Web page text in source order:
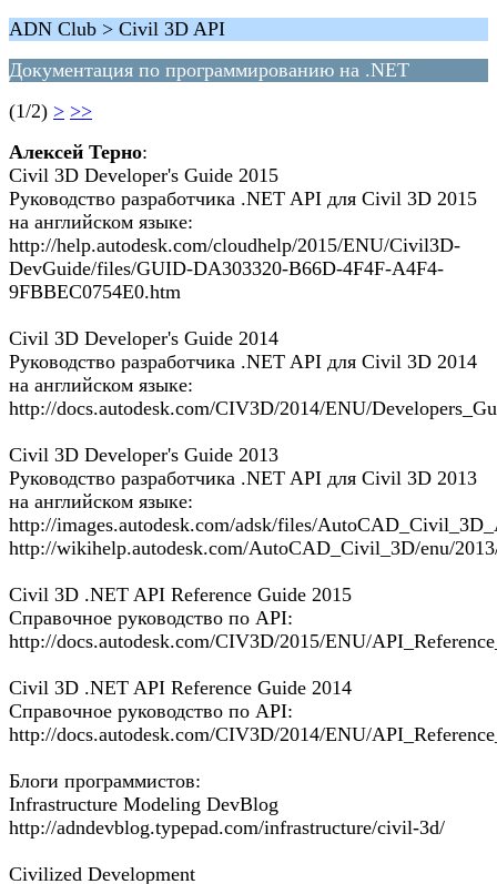
ADN Club > Civil 3D API
Документация по программированию на .NET
(1/2) > >>
Алексей Терно:
Civil 3D Developer's Guide 2015
Руководство разработчика .NET API для Civil 3D 2015
на английском языке:
http://help.autodesk.com/cloudhelp/2015/ENU/Civil3D-
DevGuide/files/GUID-DA303320-B66D-4F4F-A4F4-
9FBBEC0754E0.htm
Civil 3D Developer's Guide 2014
Руководство разработчика .NET API для Civil 3D 2014
на английском языке:
http://docs.autodesk.com/CIV3D/2014/ENU/
Civil 3D Developer's Guide 2013
Руководство разработчика .NET API для Civil 3D 2013
на английском языке:
http://images.autodesk.com/adsk/files/
http://wikihelp.autodesk.com/AutoCAD_Civil_3D/enu/
Civil 3D .NET API Reference Guide 2015
Справочное руководство по API:
http://docs.autodesk.com/CIV3D/2015/ENU/
Civil 3D .NET API Reference Guide 2014
Справочное руководство по API:
http://docs.autodesk.com/CIV3D/2014/ENU/
Блоги программистов:
Infrastructure Modeling DevBlog
http://adndevblog.typepad.com/infrastructure/civil-3d/
Civilized Development